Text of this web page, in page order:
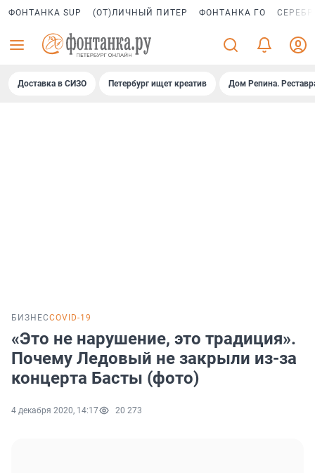
ФОНТАНКА SUP (ОТ)ЛИЧНЫЙ ПИТЕР ФОНТАНКА ГО
Доставка в СИЗО Петербург ищет креатив Дом Репина.
БИЗНЕСCOVID-19
«Это не нарушение, это традиция».
Почему Ледовый не закрыли из-за
концерта Басты (фото)
4 декабря 2020, 14:17 20 273